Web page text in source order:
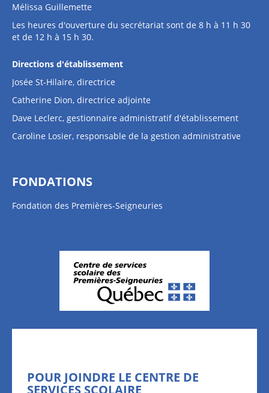
Mélissa Guillemette
Les heures d'ouverture du secrétariat sont de 8 h à 11 h 30
et de 12 h à 15 h 30.
Directions d'établissement
Josée St-Hilaire, directrice
Catherine Dion, directrice adjointe
Dave Leclerc, gestionnaire administratif d'établissement
Caroline Losier, responsable de la gestion administrative
FONDATIONS
Fondation des Premières-Seigneuries
POUR JOINDRE LE CENTRE DE
SERVICES SCOLAIRE